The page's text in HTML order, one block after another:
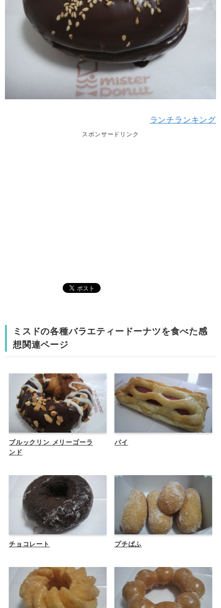
ランチランキング
スポンサードリンク
ミスドの各種バラエティードーナツを食べた感
想関連ページ
ブルックリン メリーゴーラ
ンド
パイ
チョコレート プチぱふ